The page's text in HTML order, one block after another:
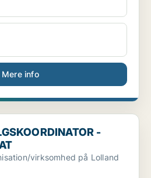
Mere info
- BARSELSVIKARIAT
-
virksomhed på Lolland